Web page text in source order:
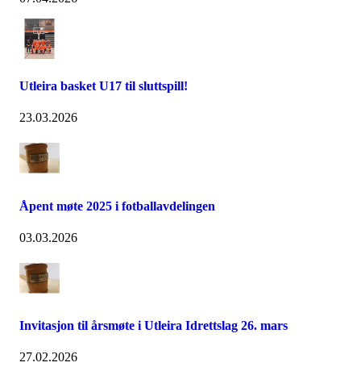
Utleira basket U17 til sluttspill!
23.03.2026
Åpent møte 2025 i fotballavdelingen
03.03.2026
Invitasjon til årsmøte i Utleira Idrettslag 26. mars
27.02.2026